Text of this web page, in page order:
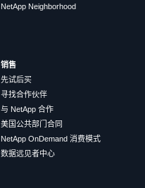
NetApp Neighborhood
销售
先试后买
寻找合作伙伴
与 NetApp 合作
美国公共部门合同
NetApp OnDemand 消费模式
数据远见者中心